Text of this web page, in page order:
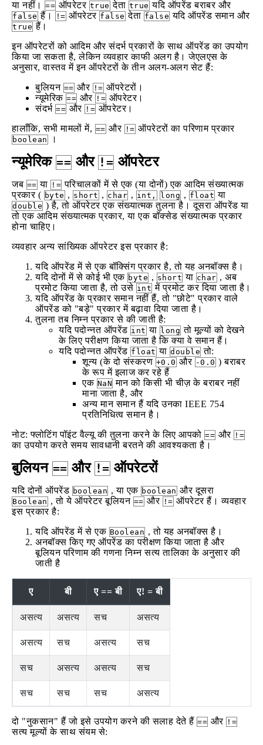
या नहीं। == ऑपरेटर true देता true यदि ऑपरेंड बराबर और
false हैं। != ऑपरेटर false देता false यदि ऑपरेंड समान और
true हैं।
इन ऑपरेटरों को आदिम और संदर्भ प्रकारों के साथ ऑपरेंड का उपयोग
किया जा सकता है, लेकिन व्यवहार काफी अलग है। जेएलएस के
अनुसार, वास्तव में इन ऑपरेटरों के तीन अलग-अलग सेट हैं:
बुलियन == और != ऑपरेटरों।
न्यूमेरिक == और != ऑपरेटर।
संदर्भ == और != ऑपरेटर।
हालाँकि, सभी मामलों में, == और != ऑपरेटरों का परिणाम प्रकार
boolean ।
न्यूमेरिक == और != ऑपरेटर
जब == या != परिचालकों में से एक (या दोनों) एक आदिम संख्यात्मक
प्रकार ( byte , short , char , int, long , float या
double ) है, तो ऑपरेटर एक संख्यात्मक तुलना है। दूसरा ऑपरेंड या
तो एक आदिम संख्यात्मक प्रकार, या एक बॉक्सेड संख्यात्मक प्रकार
होना चाहिए।
व्यवहार अन्य सांख्यिक ऑपरेटर इस प्रकार है:
यदि ऑपरेंड में से एक बॉक्सिंग प्रकार है, तो यह अनबॉक्स है।
यदि दोनों में से कोई भी एक byte , short या char , अब
प्रमोट किया जाता है, तो उसे int में प्रमोट कर दिया जाता है।
यदि ऑपरेंड के प्रकार समान नहीं हैं, तो "छोटे" प्रकार वाले
ऑपरेंड को "बड़े" प्रकार में बढ़ावा दिया जाता है।
तुलना तब निम्न प्रकार से की जाती है:
यदि पदोन्नत ऑपरेंड int या long तो मूल्यों को देखने
के लिए परीक्षण किया जाता है कि क्या वे समान हैं।
यदि पदोन्नत ऑपरेंड float या double तो:
शून्य (के दो संस्करण +0.0 और -0.0 ) बराबर
के रूप में इलाज कर रहे हैं
एक NaN मान को किसी भी चीज़ के बराबर नहीं
माना जाता है, और
अन्य मान समान हैं यदि उनका IEEE 754
प्रतिनिधित्व समान है।
नोट: फ्लोटिंग पॉइंट वैल्यू की तुलना करने के लिए आपको == और !=
का उपयोग करते समय सावधानी बरतने की आवश्यकता है।
बुलियन == और != ऑपरेटरों
यदि दोनों ऑपरेंड boolean , या एक boolean और दूसरा
Boolean , तो ये ऑपरेटर बूलियन == और != ऑपरेटर हैं। व्यवहार
इस प्रकार है:
यदि ऑपरेंड में से एक Boolean , तो यह अनबॉक्स है।
अनबॉक्स किए गए ऑपरेंड का परीक्षण किया जाता है और
बूलियन परिणाम की गणना निम्न सत्य तालिका के अनुसार की
जाती है
ए बी ए == बी ए! = बी
असत्य असत्य सच असत्य
असत्य सच असत्य सच
सच असत्य असत्य सच
सच सच सच असत्य
दो "नुकसान" हैं जो इसे उपयोग करने की सलाह देते हैं == और !=
सत्य मूल्यों के साथ संयम से: